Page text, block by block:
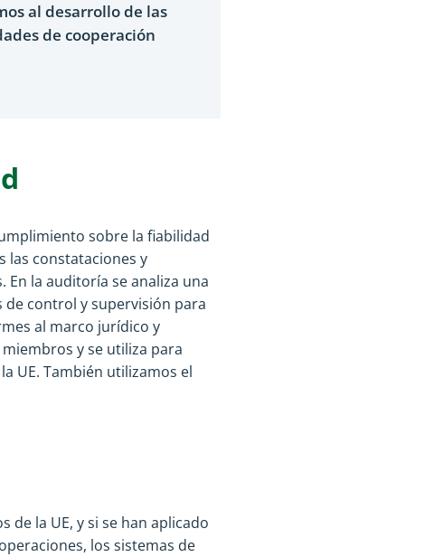
al desarrollo de las
de cooperación
sobre la fiabilidad
las constataciones y
la auditoría se analiza una
de control y supervisión para
al marco jurídico y
y se utiliza para
UE. También utilizamos el
de la UE, y si se han aplicado
los sistemas de